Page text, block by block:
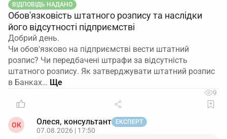
ВІДПОВІДЬ НАДАНО
Обов'язковість штатного розпису та наслідки
його відсутності підприємстві
Добрий день.
Чи обов'язково на підприємстві вести штатний
розпис? Чи передбачені штрафи за відсутність
штатного розпису. Як затверджувати штатний розпис
в Банках…
9
ОК Олеся, консультант ЕКСПЕРТ
07.08.2026 | 17:50